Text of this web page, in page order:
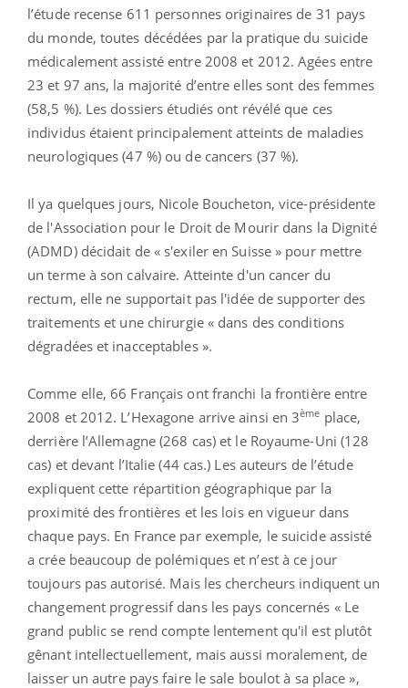
l’étude recense 611 personnes originaires de 31 pays
du monde, toutes décédées par la pratique du suicide
médicalement assisté entre 2008 et 2012. Agées entre
23 et 97 ans, la majorité d’entre elles sont des femmes
(58,5 %). Les dossiers étudiés ont révélé que ces
individus étaient principalement atteints de maladies
neurologiques (47 %) ou de cancers (37 %).
Il ya quelques jours, Nicole Boucheton, vice-présidente
de l'Association pour le Droit de Mourir dans la Dignité
(ADMD) décidait de « s'exiler en Suisse » pour mettre
un terme à son calvaire. Atteinte d'un cancer du
rectum, elle ne supportait pas l'idée de supporter des
traitements et une chirurgie « dans des conditions
dégradées et inacceptables ».
Comme elle, 66 Français ont franchi la frontière entre
2008 et 2012. L’Hexagone arrive ainsi en 3ème place,
derrière l’Allemagne (268 cas) et le Royaume-Uni (128
cas) et devant l’Italie (44 cas.) Les auteurs de l’étude
expliquent cette répartition géographique par la
proximité des frontières et les lois en vigueur dans
chaque pays. En France par exemple, le suicide assisté
a crée beaucoup de polémiques et n’est à ce jour
toujours pas autorisé. Mais les chercheurs indiquent un
changement progressif dans les pays concernés « Le
grand public se rend compte lentement qu'il est plutôt
gênant intellectuellement, mais aussi moralement, de
laisser un autre pays faire le sale boulot à sa place »,